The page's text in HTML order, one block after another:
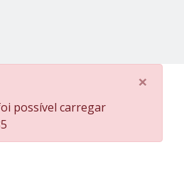
×
possível carregar